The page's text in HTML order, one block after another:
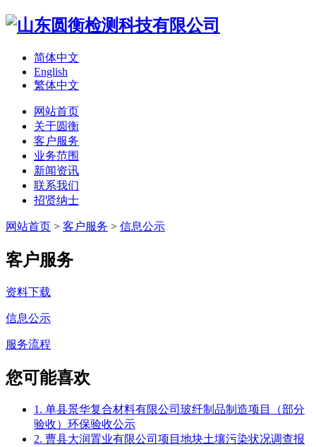
简体中文
English
繁体中文
网站首页
关于圆衡
客户服务
业务范围
新闻资讯
联系我们
招贤纳士
网站首页 > 客户服务 > 信息公示
客户服务
资料下载
信息公示
服务流程
您可能喜欢
1. 单县景华复合材料有限公司玻纤制品制造项目（部分
验收）环保验收公示
2. 曹县大润置业有限公司项目地块土壤污染状况调查报